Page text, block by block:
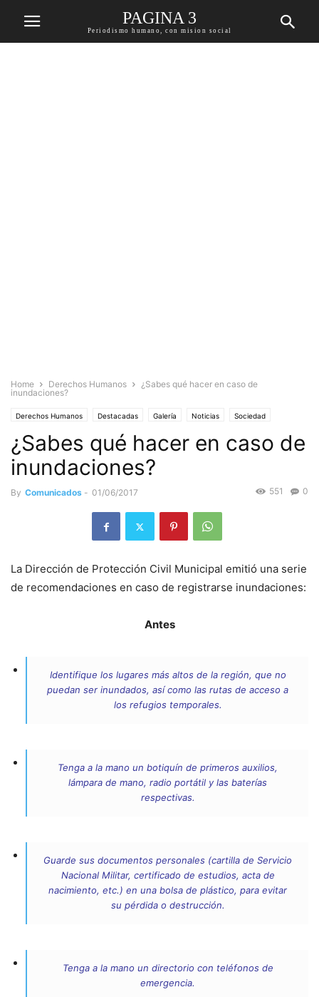
PAGINA 3
Periodismo humano, con mision social
Home Derechos Humanos
¿Sabes qué hacer en caso de
inundaciones?
Derechos Humanos Destacadas Galería Noticias Sociedad
¿Sabes qué hacer en caso de
inundaciones?
By Comunicados - 01/06/2017 0
551
La Dirección de Protección Civil Municipal emitió una serie
de recomendaciones en caso de registrarse inundaciones:
Antes
Identifique los lugares más altos de la región, que no
puedan ser inundados, así como las rutas de acceso a
los refugios temporales.
Tenga a la mano un botiquín de primeros auxilios,
lámpara de mano, radio portátil y las baterías
respectivas.
Guarde sus documentos personales (cartilla de Servicio
Nacional Militar, certificado de estudios, acta de
nacimiento, etc.) en una bolsa de plástico, para evitar
su pérdida o destrucción.
Tenga a la mano un directorio con teléfonos de
emergencia.